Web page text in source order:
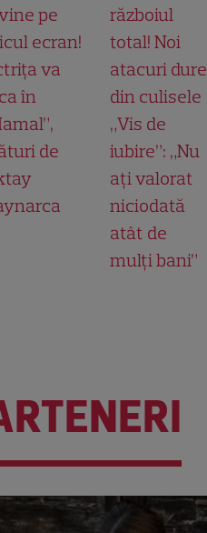
pe
ecran!
va
în
de
războiul
total! Noi
atacuri dure
din culisele
„Vis de
iubire”: „Nu
ați valorat
niciodată
atât de
mulți bani”